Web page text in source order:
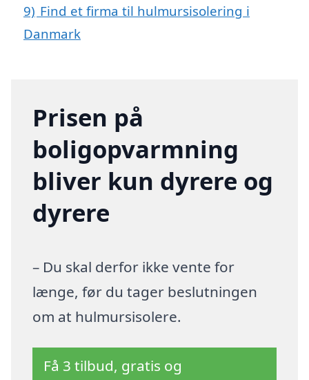
9) Find et firma til hulmursisolering i
Danmark
Prisen på
boligopvarmning
bliver kun dyrere og
dyrere
– Du skal derfor ikke vente for
længe, før du tager beslutningen
om at hulmursisolere.
Få 3 tilbud, gratis og